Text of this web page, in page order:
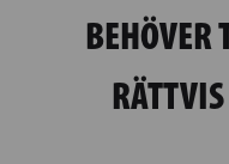
BEHÖVER